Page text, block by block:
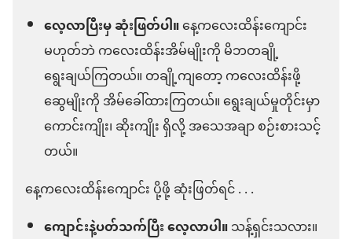
လေ့လာပြီးမှ ဆုံးဖြတ်ပါ။နေ့ကလေးထိန်းကျောင်း
မဟုတ်ဘဲ ကလေးထိန်းအိမ်မျိုးကို မိဘတချို့
ရွေးချယ်ကြတယ်။ တချို့ကျတော့ ကလေးထိန်းဖို့
ဆွေမျိုးကို အိမ်ခေါ်ထားကြတယ်။ ရွေးချယ်မှုတိုင်းမှာ
ကောင်းကျိုး၊ ဆိုးကျိုး ရှိလို့ အသေအချာ စဉ်းစားသင့်
တယ်။
နေ့ကလေးထိန်းကျောင်း ပို့ဖို့ ဆုံးဖြတ်ရင် . . .
ကျောင်းနဲ့ပတ်သက်ပြီး လေ့လာပါ။သန့်ရှင်းသလား။